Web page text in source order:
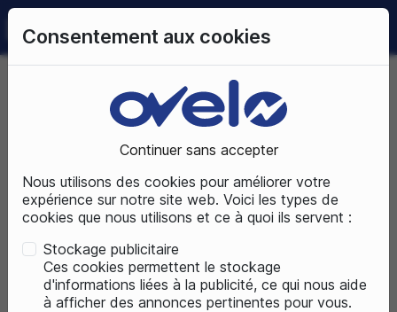
Consentement aux cookies
Continuer sans accepter
Nous utilisons des cookies pour améliorer votre
expérience sur notre site web. Voici les types de
cookies que nous utilisons et ce à quoi ils servent :
Stockage publicitaire
Ces cookies permettent le stockage
d'informations liées à la publicité, ce qui nous aide
à afficher des annonces pertinentes pour vous.
09 72 50 25 70 LUNDI AU SAMEDIDE 10H À 19H
Pièces détachées
Accessoires vélos
ACCESSOIRES VÉLOS